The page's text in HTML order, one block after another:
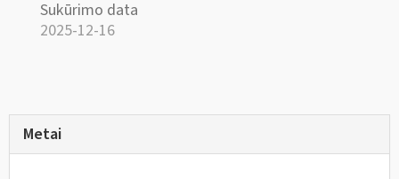
Sukūrimo data
2025-12-16
Metai